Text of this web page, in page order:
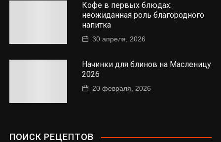
Кофе в первых блюдах:
неожиданная роль благородного
напитка
30 апреля, 2026
Начинки для блинов на Масленицу
2026
20 февраля, 2026
ПОИСК РЕЦЕПТОВ